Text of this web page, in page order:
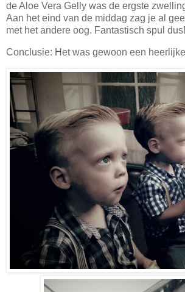
de Aloe Vera Gelly was de ergste
Aan het eind van de middag zag je al
met het andere oog. Fantastisch spul
Conclusie: Het was gewoon een